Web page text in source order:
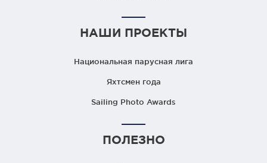
НАШИ ПРОЕКТЫ
Национальная парусная лига
Яхтсмен года
Sailing Photo Awards
ПОЛЕЗНО